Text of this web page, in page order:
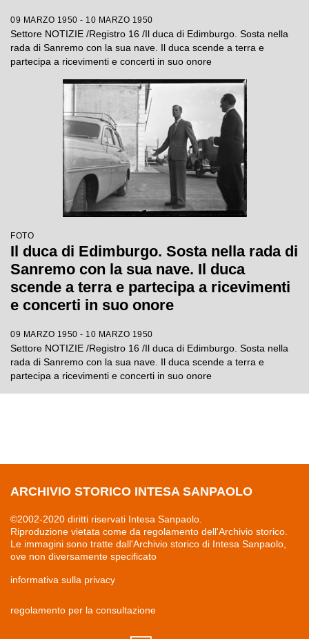
09 MARZO 1950 - 10 MARZO 1950
Settore NOTIZIE /Registro 16 /Il duca di Edimburgo. Sosta nella
rada di Sanremo con la sua nave. Il duca scende a terra e
partecipa a ricevimenti e concerti in suo onore
FOTO
Il duca di Edimburgo. Sosta nella rada di
Sanremo con la sua nave. Il duca
scende a terra e partecipa a ricevimenti
e concerti in suo onore
09 MARZO 1950 - 10 MARZO 1950
Settore NOTIZIE /Registro 16 /Il duca di Edimburgo. Sosta nella
rada di Sanremo con la sua nave. Il duca scende a terra e
partecipa a ricevimenti e concerti in suo onore
ARCHIVIO STORICO INTESA SANPAOLO
©2002-2020 diritti riservati Intesa Sanpaolo.
Riproduzione vietata come da regolamento dell'Archivio storico.
Le immagini sono tratte dall'Archivio storico di Intesa Sanpaolo,
ove non diversamente specificato
informativa sulla privacy
regolamento per la consultazione